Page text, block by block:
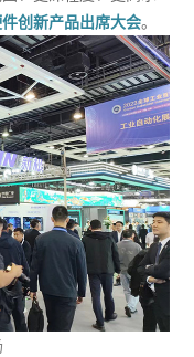
创新产品出席大会。